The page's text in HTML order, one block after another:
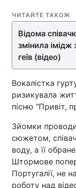
ЧИТАЙТЕ ТАКОЖ
Відома
змінила імідж
геїв (відео)
Вокалістка
ризикувала
пісню "Привіт,
Зйомки
сюжетом,
воду, а її
Штормове
Португалії, не
роботу над